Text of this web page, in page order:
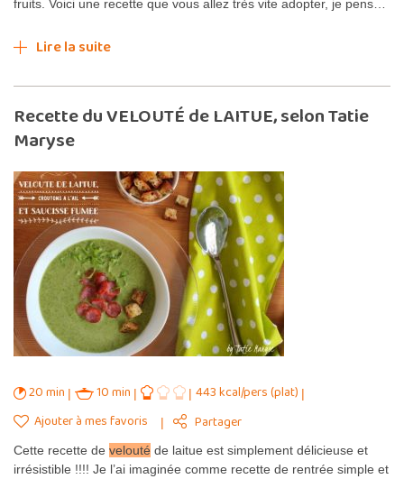
fruits. Voici une recette que vous allez très vite adopter, je pens…
Lire la suite
Recette du VELOUTÉ de LAITUE, selon Tatie
Maryse
20 min 10 min
443 kcal/pers (plat)
Ajouter à mes favoris
Partager
Cette recette de velouté de laitue est simplement délicieuse et
irrésistible !!!! Je l’ai imaginée comme recette de rentrée simple et